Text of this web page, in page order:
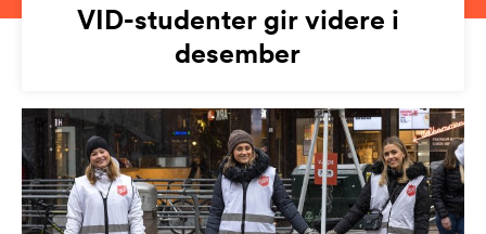
VID-studenter gir videre i
desember